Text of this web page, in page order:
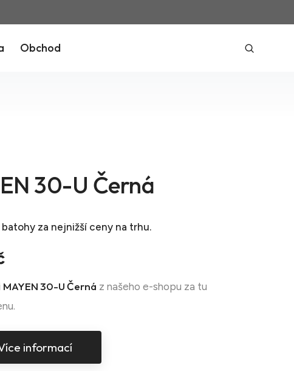
Obchod
30-U Černá
batohy za nejnižší ceny na trhu.
MAYEN 30-U Černá z našeho e-shopu za tu
informací